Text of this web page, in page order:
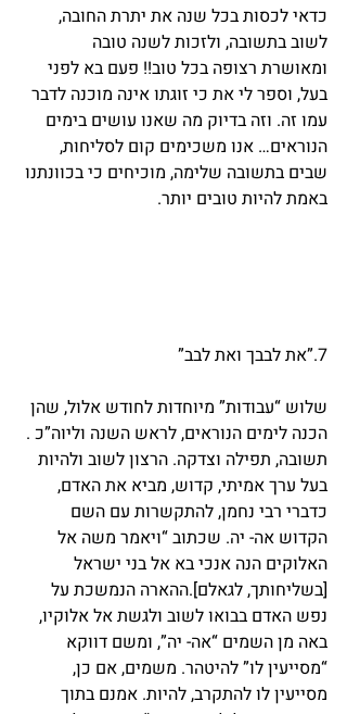
כדאי לכסות בכל שנה את יתרת החובה,
לשוב בתשובה, ולזכות לשנה טובה
ומאושרת רצופה בכל טוב!! פעם בא לפני
בעל, וספר לי את כי זוגתו אינה מוכנה לדבר
עמו זה. וזה בדיוק מה שאנו עושים בימים
הנוראים… אנו משכימים קום לסליחות,
שבים בתשובה שלימה, מוכיחים כי בכוונתנו
באמת להיות טובים יותר.
7.”את לבבך ואת לבב”
שלוש “עבודות” מיוחדות לחודש אלול, שהן
הכנה לימים הנוראים, לראש השנה וליוה”כ .
תשובה, תפילה וצדקה. הרצון לשוב ולהיות
בעל ערך אמיתי, קדוש, מביא את האדם,
כדברי רבי נחמן, להתקשרות עם השם
הקדוש אה- יה. שכתוב “ויאמר משה אל
האלוקים הנה אנכי בא אל בני ישראל
[בשליחותך, לגאלם].ההארה הנמשכת על
נפש האדם בבואו לשוב ולגשת אל אלוקיו,
באה מן השמים “אה- יה”, ומשם דווקא
“מסייעין לו” להיטהר. משמים, אם כן,
מסייעין לו להתקרב, להיות. אמנם בתוך